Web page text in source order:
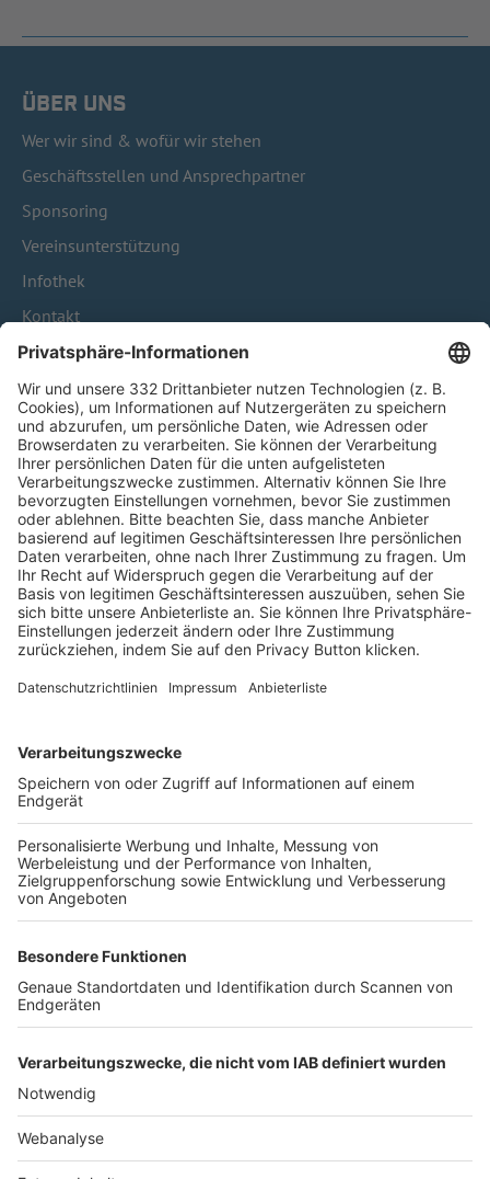
ÜBER UNS
Wer wir sind & wofür wir stehen
Geschäftsstellen und Ansprechpartner
Sponsoring
Vereinsunterstützung
Infothek
Kontakt
HÄUFIG BESUCHTE SEITEN
Pässe und Vereinswechsel
Trainerausbildung
Schulungsangebot Vereinsmitarbeiter
BFV-Geschäftsstellen
Trainerbörse
Login SpielPlus
FOLGE DEM BFV
TOP-VEREINE
TOP-PARTNER
Nutzungsbedingungen Datenschutz Impressum